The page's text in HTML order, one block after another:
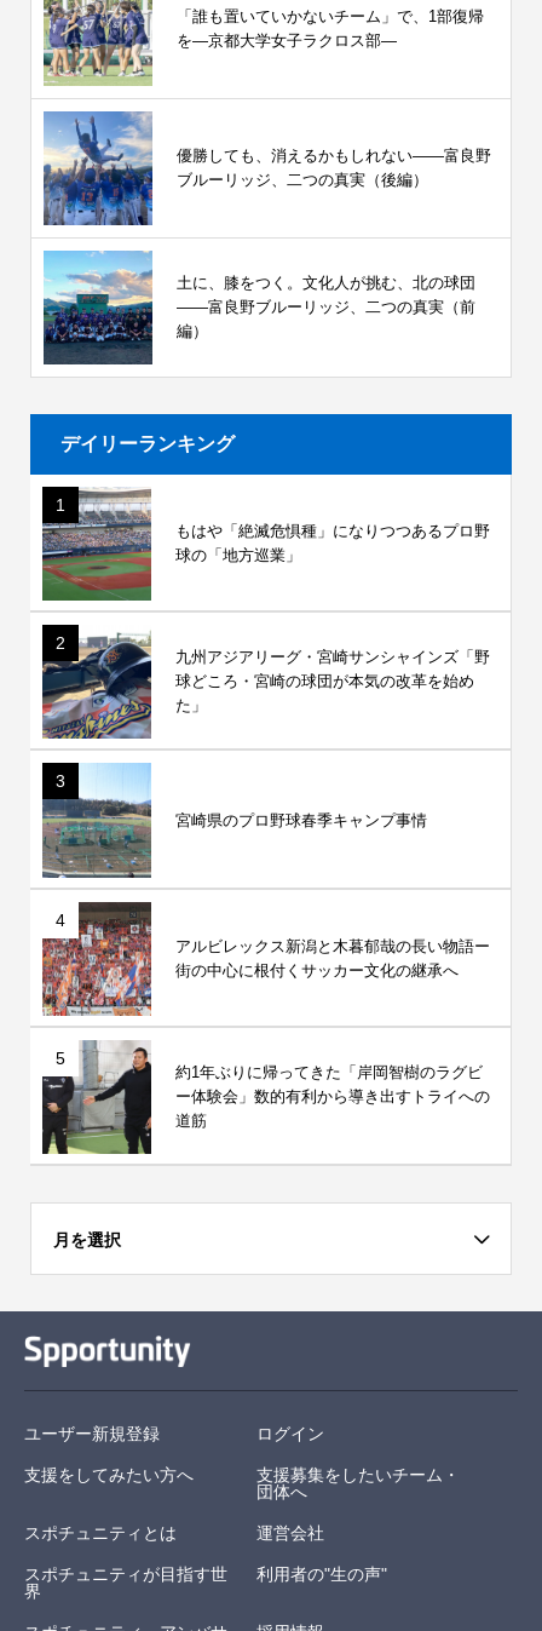
「誰も置いていかないチーム」で、1部復帰
を―京都大学女子ラクロス部―
優勝しても、消えるかもしれない――富良野
ブルーリッジ、二つの真実（後編）
土に、膝をつく。文化人が挑む、北の球団
――富良野ブルーリッジ、二つの真実（前
編）
デイリーランキング
1
もはや「絶滅危惧種」になりつつあるプロ野
球の「地方巡業」
2
九州アジアリーグ・宮崎サンシャインズ「野
球どころ・宮崎の球団が本気の改革を始め
た」
3
宮崎県のプロ野球春季キャンプ事情
4
アルビレックス新潟と木暮郁哉の長い物語ー
街の中心に根付くサッカー文化の継承へ
5
約1年ぶりに帰ってきた「岸岡智樹のラグビ
ー体験会」数的有利から導き出すトライへの
道筋
月を選択
ユーザー新規登録 ログイン
支援をしてみたい方へ
支援募集をしたいチーム・
団体へ
スポチュニティとは 運営会社
スポチュニティが目指す世
界
利用者の"生の声"